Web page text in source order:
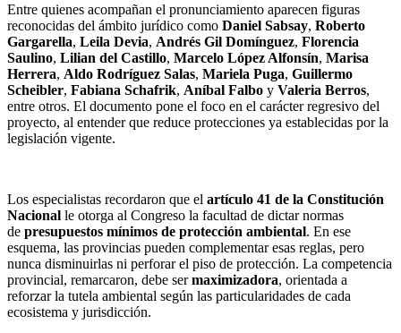
Entre quienes acompañan el pronunciamiento aparecen figuras
reconocidas del ámbito jurídico como Daniel Sabsay, Roberto
Gargarella, Leila Devia, Andrés Gil Domínguez, Florencia
Saulino, Lilian del Castillo, Marcelo López Alfonsín, Marisa
Herrera, Aldo Rodríguez Salas, Mariela Puga, Guillermo
Scheibler, Fabiana Schafrik, Aníbal Falbo y Valeria Berros,
entre otros. El documento pone el foco en el carácter regresivo del
proyecto, al entender que reduce protecciones ya establecidas por la
legislación vigente.
Los especialistas recordaron que el artículo 41 de la Constitución
Nacional le otorga al Congreso la facultad de dictar normas
de presupuestos mínimos de protección ambiental. En ese
esquema, las provincias pueden complementar esas reglas, pero
nunca disminuirlas ni perforar el piso de protección. La competencia
provincial, remarcaron, debe sermaximizadora, orientada a
reforzar la tutela ambiental según las particularidades de cada
ecosistema y jurisdicción.